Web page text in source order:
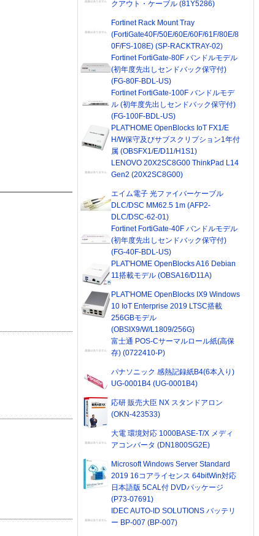
クアウト・ケーブル (81Y5286)
Fortinet Rack Mount Tray
(FortiGate40F/50E/60E/60F/61F/80E/8
0F/FS-108E) (SP-RACKTRAY-02)
Fortinet FortiGate-80F バンドルモデル
(初年度先出しセンドバック保守付)
(FG-80F-BDL-US)
Fortinet FortiGate-100F バンドルモデ
ル (初年度先出しセンドバック保守付)
(FG-100F-BDL-US)
PLAT'HOME OpenBlocks IoT FX1/E
H/W保守及びサブスクリプション1年付
属 (OBSFX1/E/D11/H1S1)
LENOVO 20X2SC8G00 ThinkPad L14
Gen2 (20X2SC8G00)
エイム電子 光ファイバーケーブル
DLC/DSC MM62.5 1m (AFP2-
DLC/DSC-62-01)
Fortinet FortiGate-40F バンドルモデル
(初年度先出しセンドバック保守付)
(FG-40F-BDL-US)
PLAT'HOME OpenBlocks A16 Debian
11搭載モデル (OBSA16/D11A)
PLAT'HOME OpenBlocks IX9 Windows
10 IoT Enterprise 2019 LTSC搭載
256GBモデル
(OBSIX9/W/L1809/256G)
富士通 POS-Cサーマルロール紙(高保
存) (0722410-P)
パナソニック 感熱記録紙B4(6本入り)
UG-0001B4 (UG-0001B4)
応研 販売大臣 NX スタンドアロン
(OKN-423533)
大電 環境対応 1000BASE-T/X メディ
アコンバータ (DN1800SG2E)
Microsoft Windows Server Standard
2019 16コアライセンス 64bitWin対応
日本語版 5CAL付 DVDパッケージ
(P73-07691)
IDEC AUTO-ID SOLUTIONS バッテリ
ー BP-007 (BP-007)